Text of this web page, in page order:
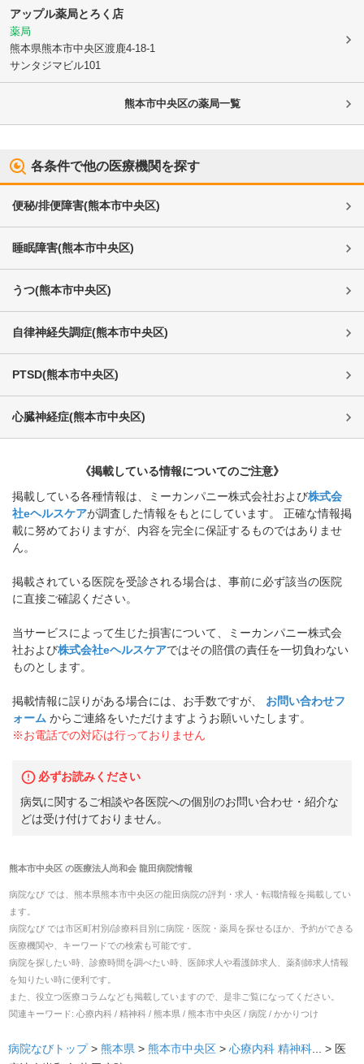
アップル薬局とろく店
薬局
熊本県熊本市中央区渡鹿4-18-1
サンタジマビル101
熊本市中央区の薬局一覧
各条件で他の医療機関を探す
便秘/排便障害(熊本市中央区)
睡眠障害(熊本市中央区)
うつ(熊本市中央区)
自律神経失調症(熊本市中央区)
PTSD(熊本市中央区)
心臓神経症(熊本市中央区)
《掲載している情報についてのご注意》
掲載している各種情報は、ミーカンパニー株式会社および株式会
社eヘルスケアが調査した情報をもとにしています。 正確な情報掲
載に努めておりますが、内容を完全に保証するものではありませ
ん。
掲載されている医院を受診される場合は、事前に必ず該当の医院
に直接ご確認ください。
当サービスによって生じた損害について、ミーカンパニー株式会
社および株式会社eヘルスケアではその賠償の責任を一切負わない
ものとします。
掲載情報に誤りがある場合には、お手数ですが、
お問い合わせフ
ォーム からご連絡をいただけますようお願いいたします。
※お電話での対応は行っておりません
必ずお読みください
病気に関するご相談や各医院への個別のお問い合わせ・紹介な
どは受け付けておりません。
熊本市中央区 の医療法人尚和会 龍田病院情報
病院なび では、 熊本県熊本市中央区の龍田病院の評判・求人・転職情報を掲載してい
ます。
病院なび では市区町村別/診療科目別に病院・医院・薬局を探せるほか、予約ができる
医療機関や、キーワードでの検索も可能です。
病院を探したい時、診療時間を調べたい時、医師求人や看護師求人、薬剤師求人情報
を知りたい時に便利です。
また、役立つ医療コラムなども掲載していますので、是非ご覧になってください。
関連キーワード: 心療内科 / 精神科 / 熊本県 / 熊本市中央区 / 病院 / かかりつけ
病院なびトップ > 熊本県 > 熊本市中央区 > 心療内科 精神科 ... > 医